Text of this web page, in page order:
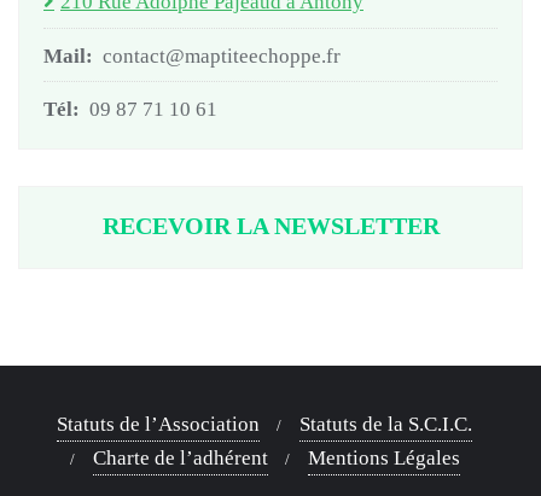
Mail: contact@maptiteechoppe.fr
Tél: 09 87 71 10 61
RECEVOIR LA NEWSLETTER
Statuts de l’Association
Statuts de la S.C.I.C.
Charte de l’adhérent
Mentions Légales